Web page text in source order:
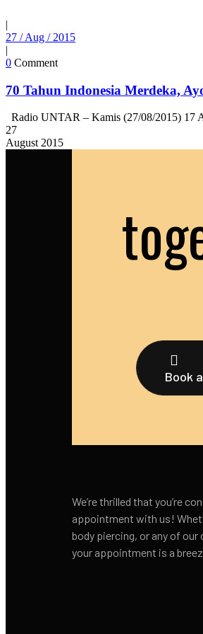
|
27 / Aug / 2015
|
0 Comment
70 Tahun Indonesia Merdeka,
Radio UNTAR – Kamis (27/08/2015) 17
27
August 2015
Book
We’re thrilled that you’re
appointment with us!
body piercing, or any of
your appointment is a